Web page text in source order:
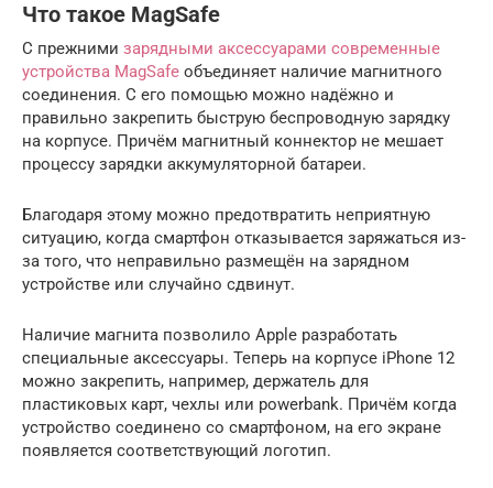
Что такое MagSafe
С прежними зарядными аксессуарами современные
устройства MagSafe объединяет наличие магнитного
соединения. С его помощью можно надёжно и
правильно закрепить быструю беспроводную зарядку
на корпусе. Причём магнитный коннектор не мешает
процессу зарядки аккумуляторной батареи.
Благодаря этому можно предотвратить неприятную
ситуацию, когда смартфон отказывается заряжаться из-
за того, что неправильно размещён на зарядном
устройстве или случайно сдвинут.
Наличие магнита позволило Apple разработать
специальные аксессуары. Теперь на корпусе iPhone 12
можно закрепить, например, держатель для
пластиковых карт, чехлы или powerbank. Причём когда
устройство соединено со смартфоном, на его экране
появляется соответствующий логотип.